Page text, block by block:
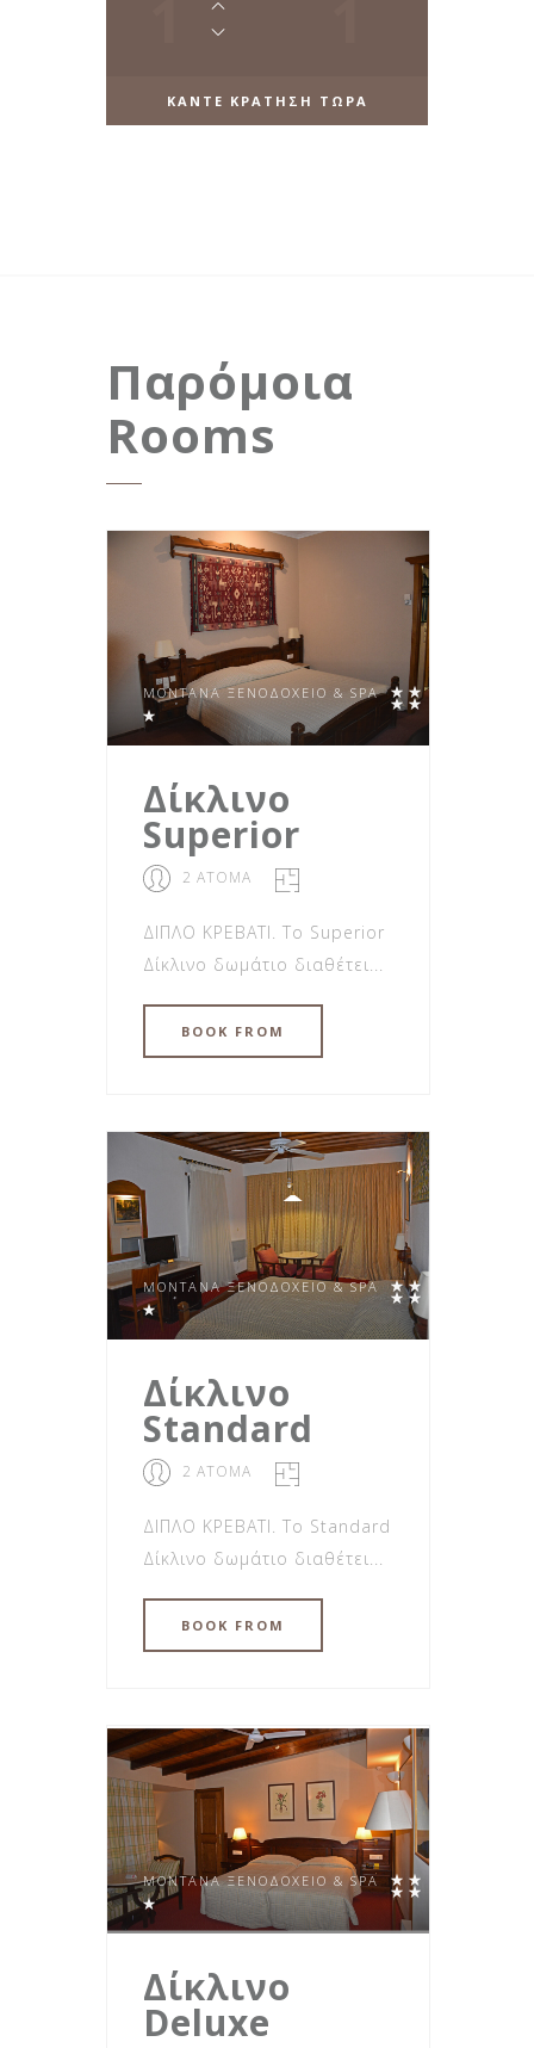
ΚΑΝΤΕ ΚΡΑΤΗΣΗ ΤΩΡΑ
Παρόμοια
Rooms
MONTANA ΞΕΝΟΔΟΧΕΊΟ & SPA
Δίκλινο
Superior
2 ΑΤΟΜΑ
ΔΙΠΛΟ ΚΡΕΒΑΤΙ. Το Superior
Δίκλινο δωμάτιο διαθέτει...
BOOK FROM
MONTANA ΞΕΝΟΔΟΧΕΊΟ & SPA
Δίκλινο
Standard
2 ΑΤΟΜΑ
ΔΙΠΛΟ ΚΡΕΒΑΤΙ. Το Standard
Δίκλινο δωμάτιο διαθέτει...
BOOK FROM
MONTANA ΞΕΝΟΔΟΧΕΊΟ & SPA
Δίκλινο
Deluxe